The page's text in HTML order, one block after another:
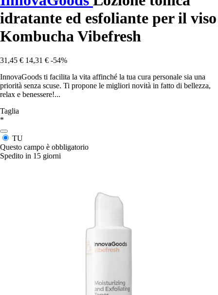
idratante ed esfoliante per il viso
Kombucha Vibefresh
31,45 € 14,31 € -54%
InnovaGoods ti facilita la vita affinché la tua cura personale sia una
priorità senza scuse. Ti propone le migliori novità in fatto di bellezza,
relax e benessere!...
Taglia
*
TU
Questo campo è obbligatorio
Spedito in 15 giorni